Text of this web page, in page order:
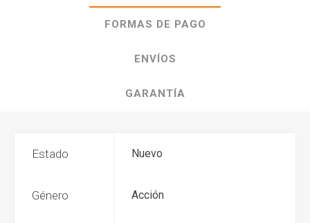
FORMAS DE PAGO
ENVÍOS
GARANTÍA
Estado Nuevo
Género Acción